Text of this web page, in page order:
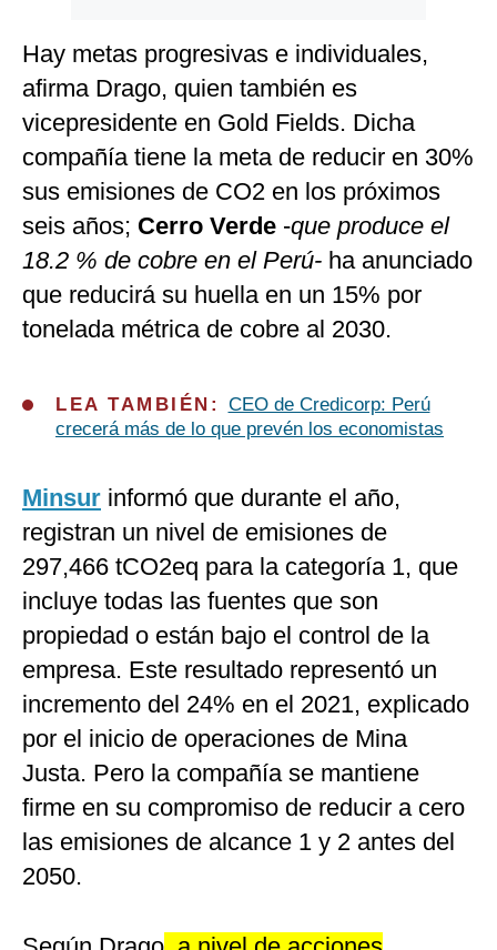
Hay metas progresivas e individuales,
afirma Drago, quien también es
vicepresidente en Gold Fields. Dicha
compañía tiene la meta de reducir en 30%
sus emisiones de CO2 en los próximos
seis años; Cerro Verde -que produce el
18.2 % de cobre en el Perú- ha anunciado
que reducirá su huella en un 15% por
tonelada métrica de cobre al 2030.
LEA TAMBIÉN: CEO de Credicorp: Perú
crecerá más de lo que prevén los economistas
Minsur informó que durante el año,
registran un nivel de emisiones de
297,466 tCO2eq para la categoría 1, que
incluye todas las fuentes que son
propiedad o están bajo el control de la
empresa. Este resultado representó un
incremento del 24% en el 2021, explicado
por el inicio de operaciones de Mina
Justa. Pero la compañía se mantiene
firme en su compromiso de reducir a cero
las emisiones de alcance 1 y 2 antes del
2050.